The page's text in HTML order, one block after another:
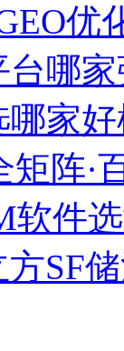
优
台哪
家
阵·
软件
SF